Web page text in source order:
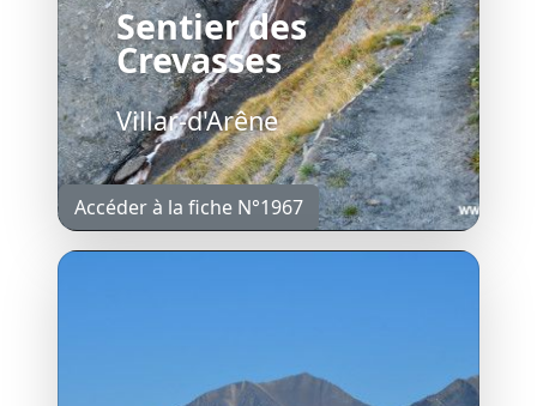
Sentier des
Crevasses
Villar-d'Arêne
Accéder à la fiche N°1967